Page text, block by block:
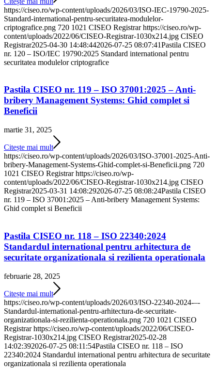
https://ciseo.ro/wp-content/uploads/2026/03/ISO-IEC-19790-2025-
Standard-international-pentru-securitatea-modulelor-
criptografice.png 720 1021 CISEO Registrar https://ciseo.ro/wp-
content/uploads/2022/06/CISEO-Registrar-1030x214.jpg CISEO
Registrar2025-04-30 14:48:442026-07-25 08:07:41Pastila CISEO
nr. 120 – ISO/IEC 19790:2025 Standard international pentru
securitatea modulelor criptografice
Pastila CISEO nr. 119 – ISO 37001:2025 – Anti-
bribery Management Systems: Ghid complet si
Beneficii
martie 31, 2025
Citește mai mult
https://ciseo.ro/wp-content/uploads/2026/03/ISO-37001-2025-Anti-
bribery-Management-Systems-Ghid-complet-si-Beneficii.png 720
1021 CISEO Registrar https://ciseo.ro/wp-
content/uploads/2022/06/CISEO-Registrar-1030x214.jpg CISEO
Registrar2025-03-31 14:08:292026-07-25 08:08:24Pastila CISEO
nr. 119 – ISO 37001:2025 – Anti-bribery Management Systems:
Ghid complet si Beneficii
Pastila CISEO nr. 118 – ISO 22340:2024
Standardul international pentru arhitectura de
securitate organizationala si rezilienta operationala
februarie 28, 2025
Citește mai mult
https://ciseo.ro/wp-content/uploads/2026/03/ISO-22340-2024-–-
Standardul-international-pentru-arhitectura-de-securitate-
organizationala-si-rezilienta-operationala.png 720 1021 CISEO
Registrar https://ciseo.ro/wp-content/uploads/2022/06/CISEO-
Registrar-1030x214.jpg CISEO Registrar2025-02-28
14:02:392026-07-25 08:11:54Pastila CISEO nr. 118 – ISO
22340:2024 Standardul international pentru arhitectura de securitate
organizationala si rezilienta operationala